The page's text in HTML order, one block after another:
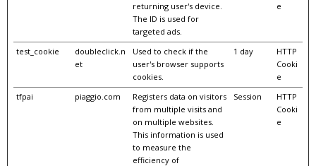
returning user's device.
The ID is used for
targeted ads.
e
test_cookie
doubleclick.n
et
Used to check if the
user's browser supports
cookies.
1 day
HTTP
Cooki
e
tfpai
piaggio.com
Registers data on visitors
from multiple visits and
on multiple websites.
This information is used
to measure the
efficiency of
Session
HTTP
Cooki
e